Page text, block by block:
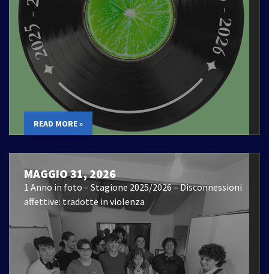
READ MORE »
MAGGIO 31, 2026
1 Anno in foto – Stagione 2025/2026 – Disconnessioni
affettive: tradotte in violenza